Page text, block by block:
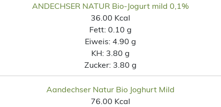
ANDECHSER NATUR Bio-Jogurt mild 0,1%
36.00 Kcal
Fett: 0.10 g
Eiweis: 4.90 g
KH: 3.80 g
Zucker: 3.80 g
Aandechser Natur Bio Joghurt Mild
76.00 Kcal